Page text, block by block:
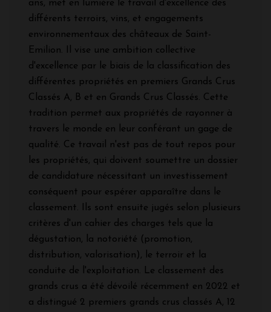
ans, met en lumière le travail d'excellence des
différents terroirs, vins, et engagements
environnementaux des châteaux de Saint-
Emilion. Il vise une ambition collective
d'excellence par le biais de la classification des
différentes propriétés en premiers Grands Crus
Classés A, B et en Grands Crus Classés. Cette
tradition permet aux propriétés de rayonner à
travers le monde en leur conférant un gage de
qualité. Ce travail n'est pas de tout repos pour
les propriétés, qui doivent soumettre un dossier
de candidature nécessitant un investissement
conséquent pour espérer apparaître dans le
classement. Ils sont ensuite jugés selon plusieurs
critères d'un cahier des charges tels que la
dégustation, la notoriété (promotion,
distribution, valorisation), le terroir et la
conduite de l'exploitation. Le classement des
grands crus a été dévoilé récemment en 2022 et
a distingué 2 premiers grands crus classés A, 12